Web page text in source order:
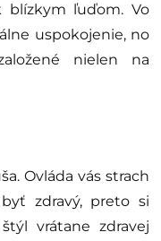
ľuďom. Vo
uspokojenie, no
nielen na
Ovláda vás strach
zdravý, preto si
vrátane zdravej